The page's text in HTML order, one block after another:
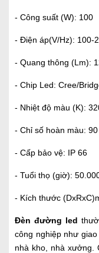
- Công suất (W): 100
- Điện áp(V/Hz): 100-
- Quang thông (Lm):
- Chip Led: Cree/
- Nhiệt độ màu (K):
- Chỉ số hoàn màu: 90
- Cấp bảo vệ: IP 66
- Tuổi thọ (giờ):
- Kích thước
Đèn đường led
công nghiệp như
nhà kho, nhà xưởng.